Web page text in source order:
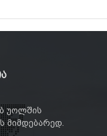
უოლშის
მიმდებარედ.